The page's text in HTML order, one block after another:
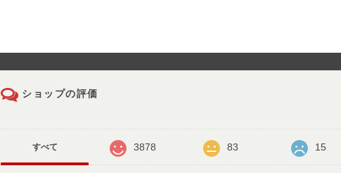
ショップの評価
すべて 3878 83 15